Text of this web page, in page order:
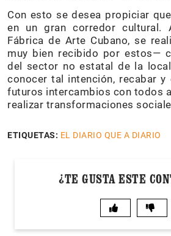
Con esto se desea propiciar
en un gran corredor cultural.
Fábrica de Arte Cubano, se
muy bien recibido por estos—
del sector no estatal de la
conocer tal intención, recabar y
futuros intercambios con todos
realizar transformaciones
ETIQUETAS: EL DIARIO QUE A DIARIO
¿TE GUSTA ESTE